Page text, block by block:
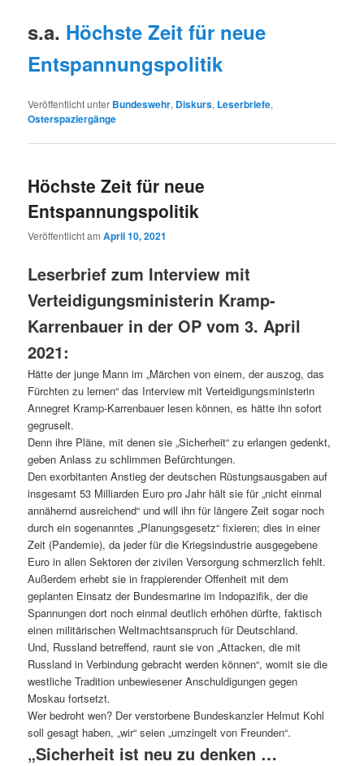
s.a. Höchste Zeit für neue
Entspannungspolitik
Veröffentlicht unter Bundeswehr, Diskurs, Leserbriefe,
Osterspaziergänge
Höchste Zeit für neue
Entspannungspolitik
Veröffentlicht amApril 10, 2021
Leserbrief zum Interview mit
Verteidigungsministerin Kramp-
Karrenbauer in der OP vom 3. April
2021:
Hätte der junge Mann im „Märchen von einem, der auszog, das
Fürchten zu lernen“ das Interview mit Verteidigungsministerin
Annegret Kramp-Karrenbauer lesen können, es hätte ihn sofort
gegruselt.
Denn ihre Pläne, mit denen sie „Sicherheit“ zu erlangen gedenkt,
geben Anlass zu schlimmen Befürchtungen.
Den exorbitanten Anstieg der deutschen Rüstungsausgaben auf
insgesamt 53 Milliarden Euro pro Jahr hält sie für „nicht einmal
annähernd ausreichend“ und will ihn für längere Zeit sogar noch
durch ein sogenanntes „Planungsgesetz“ fixieren; dies in einer
Zeit (Pandemie), da jeder für die Kriegsindustrie ausgegebene
Euro in allen Sektoren der zivilen Versorgung schmerzlich fehlt.
Außerdem erhebt sie in frappierender Offenheit mit dem
geplanten Einsatz der Bundesmarine im Indopazifik, der die
Spannungen dort noch einmal deutlich erhöhen dürfte, faktisch
einen militärischen Weltmachtsanspruch für Deutschland.
Und, Russland betreffend, raunt sie von „Attacken, die mit
Russland in Verbindung gebracht werden können“, womit sie die
westliche Tradition unbewiesener Anschuldigungen gegen
Moskau fortsetzt.
Wer bedroht wen? Der verstorbene Bundeskanzler Helmut Kohl
soll gesagt haben, „wir“ seien „umzingelt von Freunden“.
„Sicherheit ist neu zu denken …